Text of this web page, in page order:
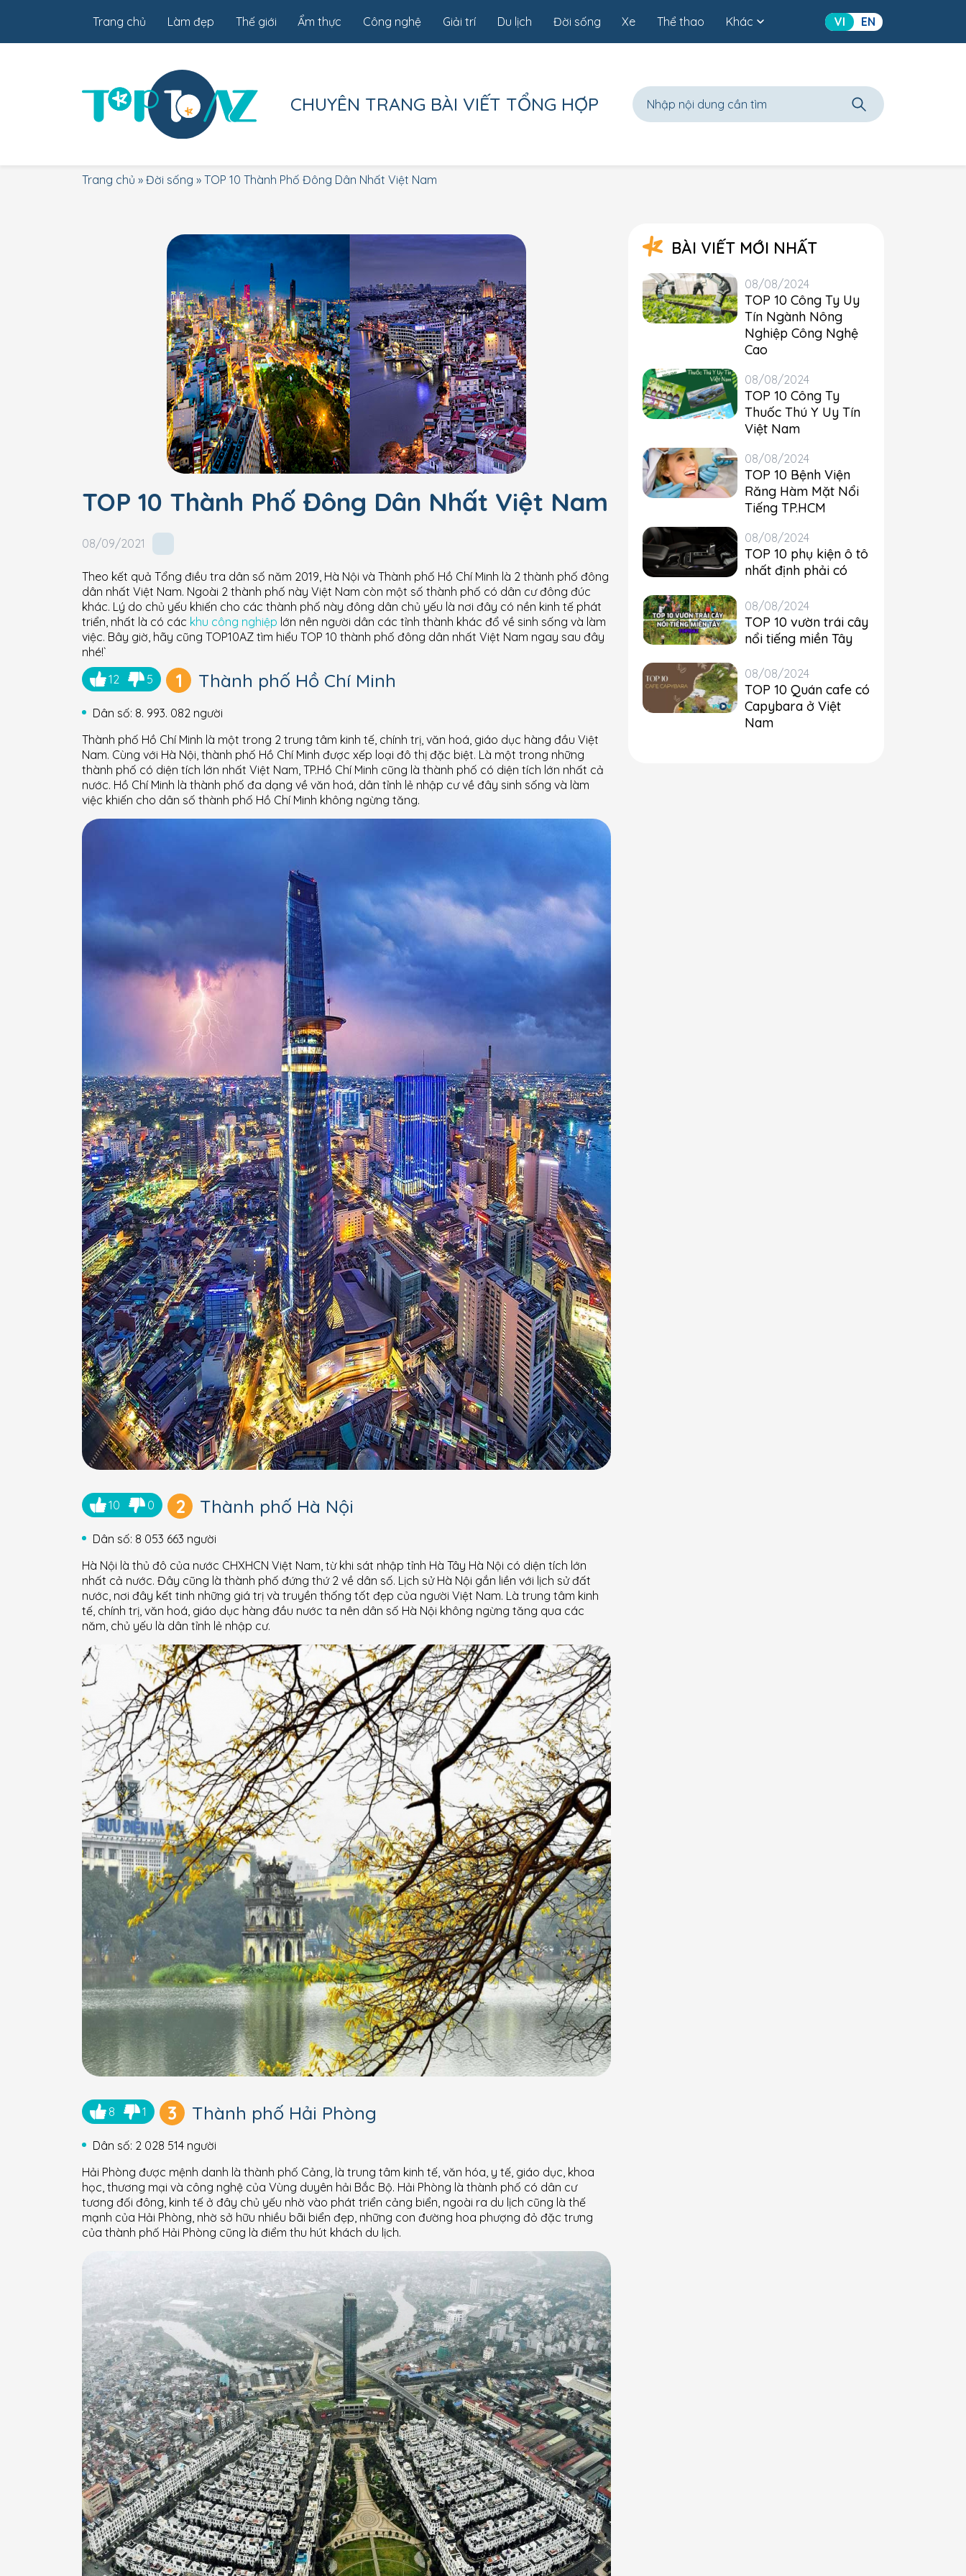
Trang chủ Làm đẹp Thế giới Ẩm thực Công nghệ Giải trí Du lịch Đời sống Xe Thể thao Khác VI EN
CHUYÊN TRANG BÀI VIẾT TỔNG HỢP
Trang chủ » Đời sống » TOP 10 Thành Phố Đông Dân Nhất Việt Nam
TOP 10 Thành Phố Đông Dân Nhất Việt Nam
08/09/2021
Theo kết quả Tổng điều tra dân số năm 2019, Hà Nội và Thành phố Hồ Chí Minh là 2 thành phố đông
dân nhất Việt Nam. Ngoài 2 thành phố này Việt Nam còn một số thành phố có dân cư đông đúc
khác. Lý do chủ yếu khiến cho các thành phố này đông dân chủ yếu là nơi đây có nền kinh tế phát
triển, nhất là có các khu công nghiệp lớn nên người dân các tỉnh thành khác đổ về sinh sống và làm
việc. Bây giờ, hãy cũng TOP10AZ tìm hiểu TOP 10 thành phố đông dân nhất Việt Nam ngay sau đây
nhé!`
12
5 1 Thành phố Hồ Chí Minh
Dân số: 8. 993. 082 người
Thành phố Hồ Chí Minh là một trong 2 trung tâm kinh tế, chính trị, văn hoá, giáo dục hàng đầu Việt
Nam. Cùng với Hà Nội, thành phố Hồ Chí Minh được xếp loại đô thị đặc biệt. Là một trong những
thành phố có diện tích lớn nhất Việt Nam, TP.Hồ Chí Minh cũng là thành phố có diện tích lớn nhất cả
nước. Hồ Chí Minh là thành phố đa dạng về văn hoá, dân tỉnh lẻ nhập cư về đây sinh sống và làm
việc khiến cho dân số thành phố Hồ Chí Minh không ngừng tăng.
10 0 2 Thành phố Hà Nội
Dân số: 8 053 663 người
Hà Nội là thủ đô của nước CHXHCN Việt Nam, từ khi sát nhập tỉnh Hà Tây Hà Nội có diện tích lớn
nhất cả nước. Đây cũng là thành phố đứng thứ 2 về dân số. Lịch sử Hà Nội gắn liền với lịch sử đất
nước, nơi đây kết tinh những giá trị và truyền thống tốt đẹp của người Việt Nam. Là trung tâm kinh
tế, chính trị, văn hoá, giáo dục hàng đầu nước ta nên dân số Hà Nội không ngừng tăng qua các
năm, chủ yếu là dân tỉnh lẻ nhập cư.
8 1 3 Thành phố Hải Phòng
Dân số: 2 028 514 người
Hải Phòng được mệnh danh là thành phố Cảng, là trung tâm kinh tế, văn hóa, y tế, giáo dục, khoa
học, thương mại và công nghệ của Vùng duyên hải Bắc Bộ. Hải Phòng là thành phố có dân cư
tương đối đông, kinh tế ở đây chủ yếu nhờ vào phát triển cảng biển, ngoài ra du lịch cũng là thế
mạnh của Hải Phòng, nhờ sở hữu nhiều bãi biển đẹp, những con đường hoa phượng đỏ đặc trưng
của thành phố Hải Phòng cũng là điểm thu hút khách du lịch.
BÀI VIẾT MỚI NHẤT
08/08/2024
TOP 10 Công Ty Uy
Tín Ngành Nông
Nghiệp Công Nghệ
Cao
08/08/2024
TOP 10 Công Ty
Thuốc Thú Y Uy Tín
Việt Nam
08/08/2024
TOP 10 Bệnh Viện
Răng Hàm Mặt Nổi
Tiếng TP.HCM
08/08/2024
TOP 10 phụ kiện ô tô
nhất định phải có
08/08/2024
TOP 10 vườn trái cây
nổi tiếng miền Tây
08/08/2024
TOP 10 Quán cafe có
Capybara ở Việt
Nam